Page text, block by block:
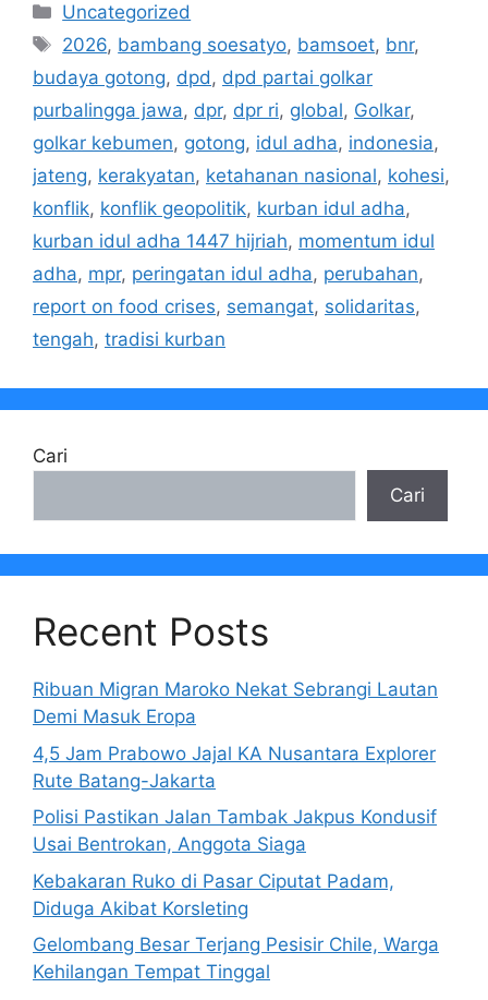
Kategori
Uncategorized
Tag
2026, bambang soesatyo, bamsoet, bnr,
budaya gotong, dpd, dpd partai golkar
purbalingga jawa, dpr, dpr ri, global, Golkar,
golkar kebumen, gotong, idul adha, indonesia,
jateng, kerakyatan, ketahanan nasional, kohesi,
konflik, konflik geopolitik, kurban idul adha,
kurban idul adha 1447 hijriah, momentum idul
adha, mpr, peringatan idul adha, perubahan,
report on food crises, semangat, solidaritas,
tengah, tradisi kurban
Cari
Cari
Recent Posts
Ribuan Migran Maroko Nekat Sebrangi Lautan
Demi Masuk Eropa
4,5 Jam Prabowo Jajal KA Nusantara Explorer
Rute Batang-Jakarta
Polisi Pastikan Jalan Tambak Jakpus Kondusif
Usai Bentrokan, Anggota Siaga
Kebakaran Ruko di Pasar Ciputat Padam,
Diduga Akibat Korsleting
Gelombang Besar Terjang Pesisir Chile, Warga
Kehilangan Tempat Tinggal